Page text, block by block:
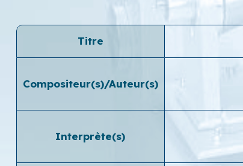
Titre
Compositeur(s)/Auteur(s)
Interprète(s)